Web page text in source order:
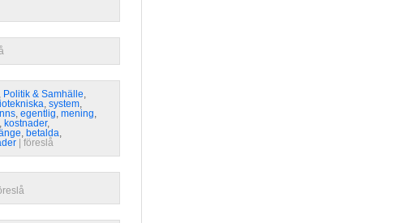
, Politik & Samhälle,
, system,
, egentlig, mening,
, kostnader,
, betalda,
föreslå